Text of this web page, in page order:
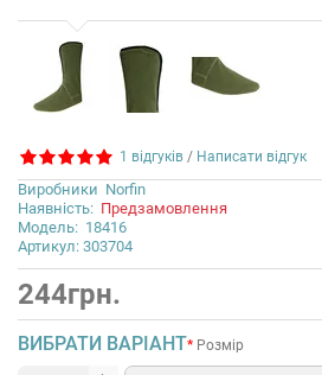
1 відгуків / Написати відгук
Виробники Norfin
Наявність: Предзамовлення
Модель: 18416
Артикул: 303704
244грн.
ВИБРАТИ ВАРІАНТ Розмір